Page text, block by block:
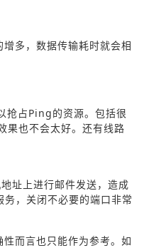
多，数据传输耗时就会相
抢占Ping的资源。包括很
果也不会太好。还有线路
址上进行邮件发送，造成
，关闭不必要的端口非常
而言也只能作为参考。如